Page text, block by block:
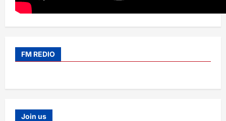
FM REDIO
Join us